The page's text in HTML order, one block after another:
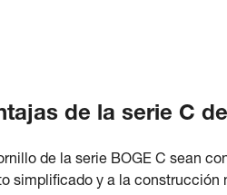
de la serie C
de la serie BOGE C sean
simplificado y a la